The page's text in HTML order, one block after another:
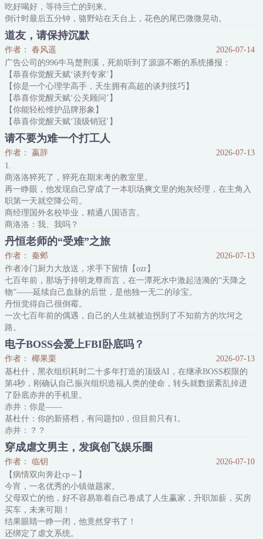
吃好喝好，等待亖亡的到来。
倒计时最后五分钟，骆野站在天台上，花色的尾巴微微晃动。
他想亖前“恶心”一下讨厌自己的同事，打电话表白：“其实我喜欢你好
久了。”
说完就美滋滋地挂掉了电话，手机关机，等倒计时结束。
“三，二，一。”
骆野闭上眼睛，结果没等到亖亡通知，等到了天空中的一声：“新年
快乐！”
道友，请保持沉默
作者： 春风遥
2026-07-14
广告公司的996牛马楚荆溪，死前听到了源源不断的系统播报：
【恭喜你觉醒天赋‘谈判专家’】
【你是一个心理学高手，天生拥有高超的谈判技巧】
【恭喜你觉醒天赋‘公关顾问’】
【你能轻松维护品牌形象】
【恭喜你觉醒天赋‘顶级销冠’】
【你就像第二个华尔街之狼，业绩永远遥遥领先】
……
楚荆溪带着激动睁开眼睛，远处正在上演神仙打架，山川破碎，日月
失色。
【欢迎来到修真界】
楚荆溪：“？？？”
啥玩意？他带着一张嘴就穿越了！
只见高高在上的神仙一剑斩下敌人头颅，下一秒出现在楚荆溪面前。
请不要为难一个打工人
作者： 嬴辞
2026-07-13
1.
商洛洛猝死了，猝死在期末考的教室里。
再一睁眼，他发现自己穿成了一本职场爽文里的炮灰经理，在主角入
职第一天就空降公司。
商经理国外名校毕业，精通八国语言。
商洛洛：我、我吗？
以前早八上课，现在早八上班:D
大学都还没毕业的商洛洛被迫扮演起职场精英人设。
*
上班第1天。
公司例会，董事长大发雷霆，高层们人人自危。
商洛洛眉头紧锁，看似认真听训，实则在会议记录本上画了一连串小
王八。
董事长看他一言不发：“商经理，你觉得这个项目的风险是什么？”
商洛洛犹豫开口：“最大的风险..
丹恒老师的“受难”之旅
作者： 秦邺
2026-07-13
作者冷门厨力大放送，求手下留情【ozr】
七百年前，那场于持明龙尊而言，在一潭死水中激起涟漪的“天降之
物”——延续自己血脉的后世，是他独一无二的珍宝。
丹恒觉得自己很倒霉。
一次七百年前的偶遇，自己的人生就被迫拐到了不知前方的坎坷之
路。
丹恒：谢邀，要不这破烂人生还是重开吧，该给下辈子取个好名字
了……
“丹恒，近来可好？许久未见，甚是想念……”
“丹恒，我好喜欢你啊。”
“丹恒阁下，你挥动击云的身姿如此魅力无穷，令在下实在心醉神
迷，愿你收下这朵盛放的玫瑰。”
“丹恒先生，不必焦虑，我相信你
电子BOSS会爱上FBI卧底吗？
作者： 椰果栗
2026-07-13
基杜什，黑衣组织耗时二十多年打造的顶级AI，在继承BOSS权限的
第4秒，刚确认自己振兴组织造福人类的使命，转头就数据紊乱掉进
了卧底赤井的手机里。
赤井：你是——
基杜什：你的新搭档，有问题扣0，但目前只有1。
赤井：？？
*
为了完成使命，暂时蜗居卧底手机的基杜什决定微服私访，并连夜量
子阅读当代流行趋势，顿悟了振兴组织的好方法。
于是一个月后——
某警官拆弹路过商场大屏，就见一男的黑肩半露，竟是自家同期。
某FBI购买新款药妆，却见包装盒上一男的手捧产品，竟是自家探
员。
某二把手黑进机密
穿成虐文男主，发疯创飞娱乐圈
作者： 临钥
2026-07-10
【病情双向奔赴cp～】
今宵，一名优秀的小镇做题家。
父母双亡的他，好不容易靠着自己卷成了人生赢家，升职加薪，买房
买车，未来可期！
结果眼睛一睁一闭，他竟然穿书了！
还绑定了虐文系统。